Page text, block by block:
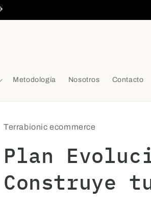
Metodología Nosotros Contacto
Terrabionic ecommerce
Plan
Construye